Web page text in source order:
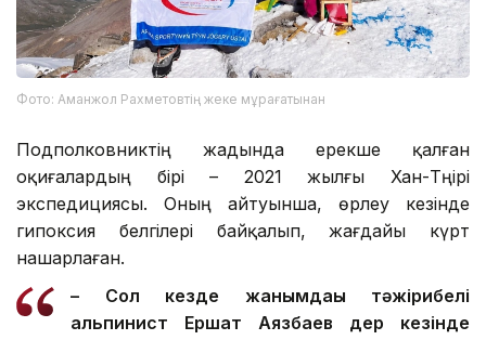
Фото: Аманжол Рахметовтің жеке мұрағатынан
Подполковниктің жадында ерекше қалған
оқиғалардың бірі – 2021 жылғы Хан-Тәңірі
экспедициясы. Оның айтуынша, өрлеу кезінде
гипоксия белгілері байқалып, жағдайы күрт
нашарлаған.
– Сол кезде жанымдағы тәжірибелі
альпинист Ершат Аязбаев дер кезінде